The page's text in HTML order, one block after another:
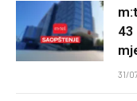
43
31/